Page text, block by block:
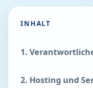
INHALT
1.
2. Hosting und